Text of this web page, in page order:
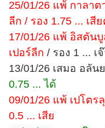
25/01/26 แพ้ กาลาต
ลีก / รอง 1.75 ... เสีย
17/01/26 แพ้ อิสตัน
เปอร์ลีก / รอง 1 ... เ
13/01/26 เสมอ อลัน
0.75 ... ได้
09/01/26 แพ้ เปโตร
0.5 ... เสีย